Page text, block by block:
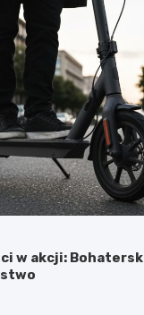
w akcji: